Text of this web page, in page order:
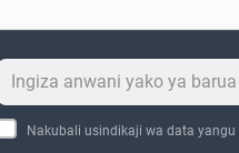
Nakubali usindikaji wa data